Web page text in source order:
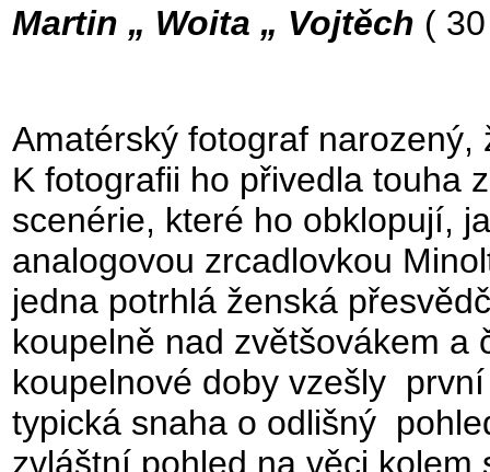
Martin „ Woita „ Vojtěch (
Amatérský fotograf
K fotografii ho přivedla touha
scenérie, které ho obklopují,
analogovou zrcadlovkou
jedna potrhlá ženská
koupelně nad zvětšovákem a
koupelnové doby vzešly
typická snaha o odlišný
zvláštní pohled na věci